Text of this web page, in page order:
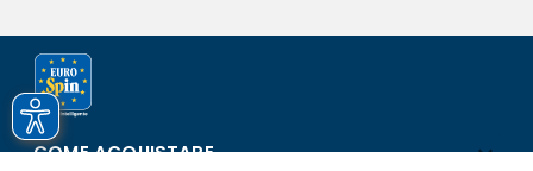
COME ACQUISTARE